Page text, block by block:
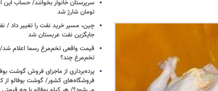
تومان شارژ شد
چین، مسیر خرید نفت را تغییر داد /
جایگزین نفت عربستان شد
قیمت واقعی تخم‌مرغ رسما اعلام
تخم‌مرغ چند؟
پرده‌برداری از ماجرای فروش گوشت
فروشگاه‌های کشور/ گوشت بوفالو از